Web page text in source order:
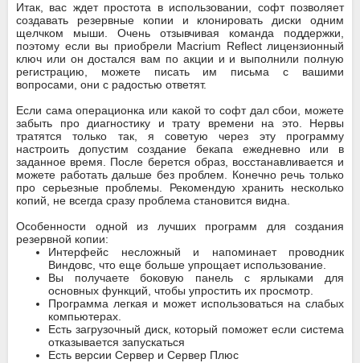
Итак, вас ждет простота в использовании, софт позволяет
создавать резервные копии и клонировать диски одним
щелчком мыши. Очень отзывчивая команда поддержки,
поэтому если вы приобрели Macrium Reflect лицензионный
ключ или он достался вам по акции и и выполнили полную
регистрацию, можете писать им письма с вашими
вопросами, они с радостью ответят.
Если сама операционка или какой то софт дал сбои, можете
забыть про диагностику и трату времени на это. Нервы
тратятся только так, я советую через эту программу
настроить допустим создание бекапа ежедневно или в
заданное время. После берется образ, восстанавливается и
можете работать дальше без проблем. Конечно речь только
про серьезные проблемы. Рекомендую хранить несколько
копий, не всегда сразу проблема становится видна.
Особенности одной из лучших программ для создания
резервной копии:
Интерфейс несложный и напоминает проводник
Виндовс, что еще больше упрощает использование.
Вы получаете боковую панель с ярлыками для
основных функций, чтобы упростить их просмотр.
Программа легкая и может использоваться на слабых
компьютерах.
Есть загрузочный диск, который поможет если система
отказывается запускаться
Есть версии Сервер и Сервер Плюс